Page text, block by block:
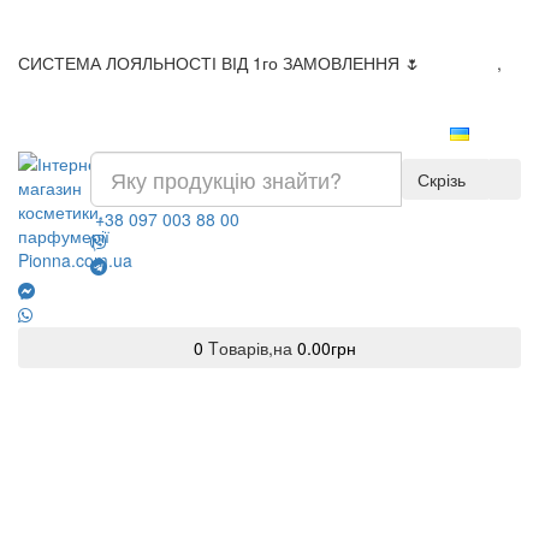
СИСТЕМА ЛОЯЛЬНОСТІ ВІД 1го ЗАМОВЛЕННЯ 🌷
,
Скрізь
+38 097 003 88 00
0 Tоварів,на 0.00грн